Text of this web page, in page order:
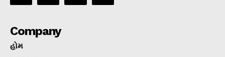
Company
હોમ